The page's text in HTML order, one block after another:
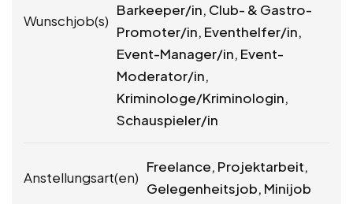
Wunschjob(s)
Barkeeper/in, Club- & Gastro-
Promoter/in, Eventhelfer/in,
Event-Manager/in, Event-
Moderator/in,
Kriminologe/Kriminologin,
Schauspieler/in
Anstellungsart(en)
Freelance, Projektarbeit,
Gelegenheitsjob, Minijob